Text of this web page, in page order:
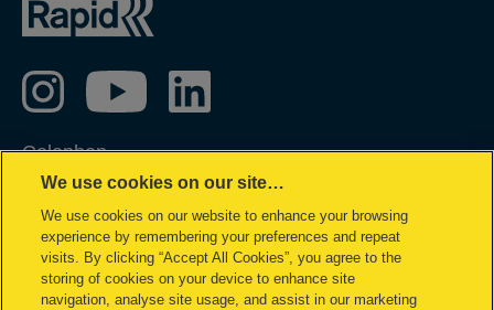
Colophon
Privacy policy
Politique concernant les cookies
Demande de données complètes
Conditions de garantie
We use cookies on our site…
We use cookies on our website to enhance your browsing
experience by remembering your preferences and repeat
visits. By clicking “Accept All Cookies”, you agree to the
storing of cookies on your device to enhance site
navigation, analyse site usage, and assist in our marketing